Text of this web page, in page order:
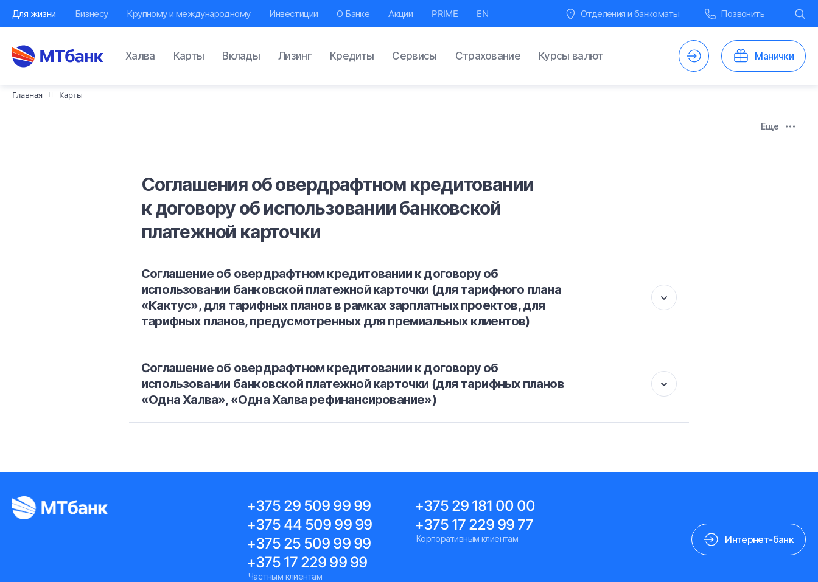
Для жизни Бизнесу Крупному и международному Инвестиции О Банке Акции PRIME EN Отделения и банкоматы Позвонить
Халва Карты Вклады Лизинг Кредиты Сервисы Страхование Курсы валют Манички
Главная Карты
Еще
Соглашения об овердрафтном кредитовании
к договору об использовании банковской
платежной карточки
Соглашение об овердрафтном кредитовании к договору об
использовании банковской платежной карточки (для тарифного плана
«Кактус», для тарифных планов в рамках зарплатных проектов, для
тарифных планов, предусмотренных для премиальных клиентов)
Cоглашение об овердрафтном кредитовании к договору об
использовании банковской платежной карточки (для тарифных планов
«Одна Халва», «Одна Халва рефинансирование»)
+375 29 509 99 99
+375 44 509 99 99
+375 25 509 99 99
+375 17 229 99 99
Частным клиентам
+375 29 181 00 00
+375 17 229 99 77
Корпоративным клиентам Интернет-банк